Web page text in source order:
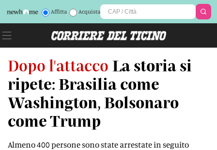
Affitta Acquista
Dopo l'attacco La storia si
ripete: Brasilia come
Washington, Bolsonaro
come Trump
Almeno 400 persone sono state arrestate in seguito